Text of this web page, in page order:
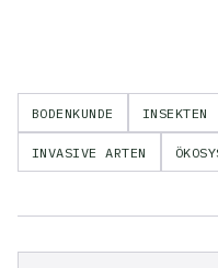
BODENKUNDE INSEKTEN
INVASIVE ARTEN